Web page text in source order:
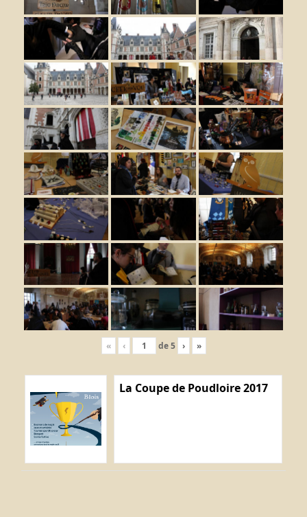
« ‹ de5 › »
La Coupe de Poudloire 2017